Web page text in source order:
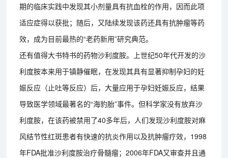
期的临床实践中发现其小剂量具有抗血栓的作用，因而此项
适应症得以获批；随后，又陆续发现该药还具有抗肿瘤等药
效，成为目前最热的“老药新用”研究典范。
还有值得大书特书的药物沙利度胺。上世纪50年代开发的沙
利度胺本来用于镇静催眠，在发现其具有显著抑制孕妇的妊
娠反应（止吐等反应）后，大量应用于孕妇妊娠反应，结果
导致医学领域最著名的“海豹胎”事件。但科学家没有放弃沙
利度胺，在该药被禁用了40多年后，人们发现沙利度胺对麻
风结节性红斑患者有快速的抗炎作用以及抗肿瘤疗效，1998
年FDA批准沙利度胺治疗骨髓瘤；2006年FDA又审查并且通